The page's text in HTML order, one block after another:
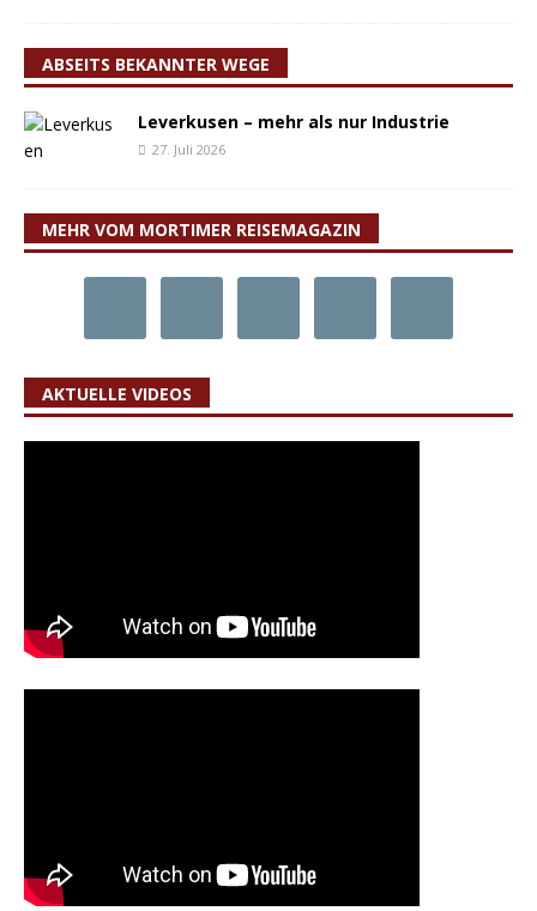
ABSEITS BEKANNTER WEGE
Leverkusen – mehr als nur Industrie
27. Juli 2026
MEHR VOM MORTIMER REISEMAGAZIN
AKTUELLE VIDEOS